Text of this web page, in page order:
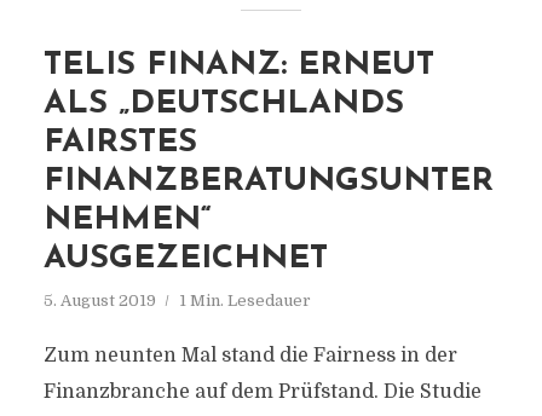
TELIS FINANZ: ERNEUT
ALS „DEUTSCHLANDS
FAIRSTES
FINANZBERATUNGSUNTER
NEHMEN“
AUSGEZEICHNET
5. August 2019 1 Min. Lesedauer
Zum neunten Mal stand die Fairness in der
Finanzbranche auf dem Prüfstand. Die Studie